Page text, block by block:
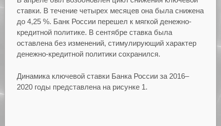
ставки. В течение четырех месяцев она была снижена
до 4,25 %. Банк России перешел к мягкой денежно-
кредитной политике. В сентябре ставка была
оставлена без изменений, стимулирующий характер
денежно-кредитной политики сохранился.
Динамика ключевой ставки Банка России за 2016–
2020 годы представлена на рисунке 1.